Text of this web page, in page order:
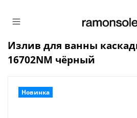
Новинка
Излив для ванны
16702NM чёрный